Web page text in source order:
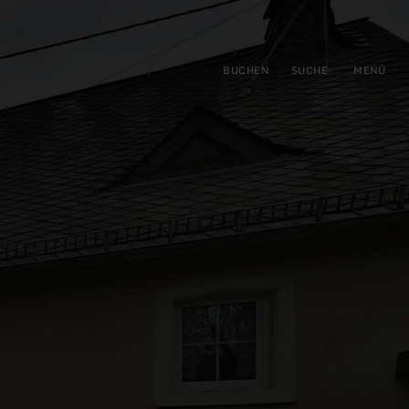
BUCHEN SUCHE MENÜ